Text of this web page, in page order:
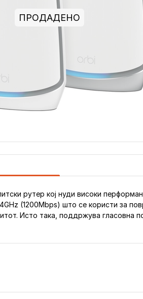
ПРОДАДЕНО
рутер кој нуди високи
(1200Mbps) што се користи за
Исто така, поддржува гласовна